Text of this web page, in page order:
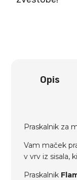
Opis
Praskalnik za
Vam maček
v vrv iz sisala,
Praskalnik